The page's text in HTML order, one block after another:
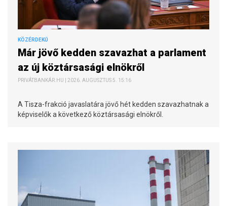
KÖZÉRDEKŰ
Már jövő kedden szavazhat a parlament
az új köztársasági elnökről
PRIVÁTBANKÁR.HU | 2026. AUGUSZTUS 5. 15:16
A Tisza-frakció javaslatára jövő hét kedden szavazhatnak a
képviselők a következő köztársasági elnökről.